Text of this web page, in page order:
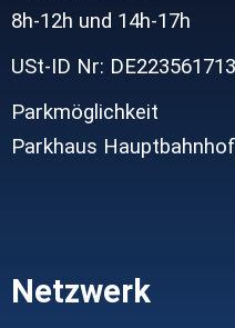
8h-12h und 14h-17h
USt-ID Nr: DE223561713
Parkmöglichkeit
Parkhaus
Netzwerk